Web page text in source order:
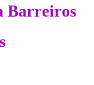
Barreiros